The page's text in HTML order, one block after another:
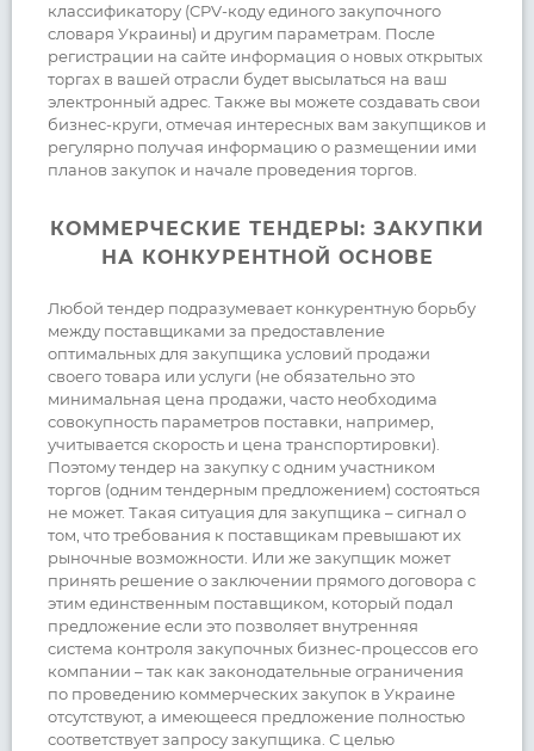
классификатору (CPV-коду единого закупочного
словаря Украины) и другим параметрам. После
регистрации на сайте информация о новых открытых
торгах в вашей отрасли будет высылаться на ваш
электронный адрес. Также вы можете создавать свои
бизнес-круги, отмечая интересных вам закупщиков и
регулярно получая информацию о размещении ими
планов закупок и начале проведения торгов.
КОММЕРЧЕСКИЕ ТЕНДЕРЫ: ЗАКУПКИ
НА КОНКУРЕНТНОЙ ОСНОВЕ
Любой тендер подразумевает конкурентную борьбу
между поставщиками за предоставление
оптимальных для закупщика условий продажи
своего товара или услуги (не обязательно это
минимальная цена продажи, часто необходима
совокупность параметров поставки, например,
учитывается скорость и цена транспортировки).
Поэтому тендер на закупку с одним участником
торгов (одним тендерным предложением) состояться
не может. Такая ситуация для закупщика – сигнал о
том, что требования к поставщикам превышают их
рыночные возможности. Или же закупщик может
принять решение о заключении прямого договора с
этим единственным поставщиком, который подал
предложение если это позволяет внутренняя
система контроля закупочных бизнес-процессов его
компании – так как законодательные ограничения
по проведению коммерческих закупок в Украине
отсутствуют, а имеющееся предложение полностью
соответствует запросу закупщика. С целью